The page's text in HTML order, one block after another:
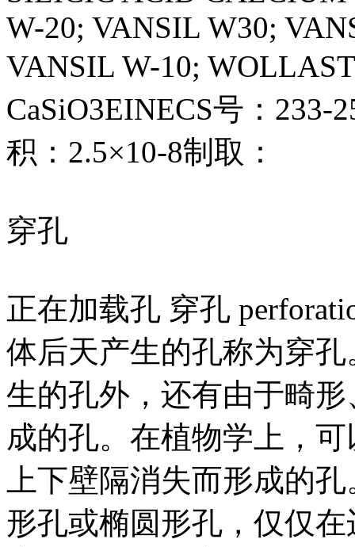
W-20; VANSIL W30;
VANSIL W-10;
CaSiO3EINECS号：
积：2.5×10-8制取：
穿孔
正在加载孔 穿孔
体后天产生的孔称为穿
生的孔外，还有由于畸
成的孔。在植物学上，
上下壁隔消失而形成的
形孔或椭圆形孔，仅仅